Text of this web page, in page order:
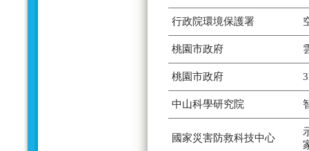
行政院環境保護署
桃園市政府
桃園市政府
中山科學研究院
國家災害防救科技中心